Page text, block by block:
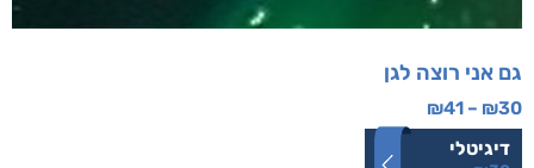
גם אני רוצה לגן
₪30
–
₪41
דיגיטלי